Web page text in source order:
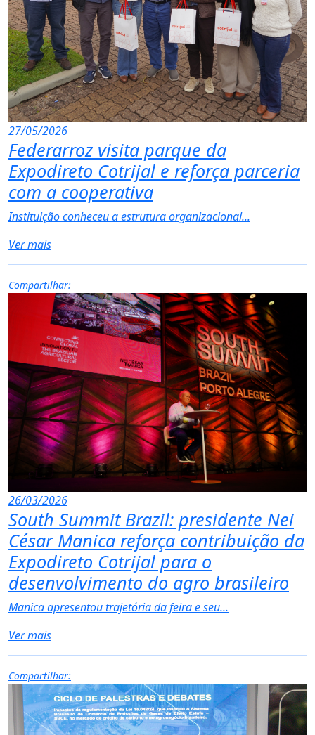
27/05/2026
Federarroz visita parque da
Expodireto Cotrijal e reforça parceria
com a cooperativa
Instituição conheceu a estrutura organizacional...
Ver mais
Compartilhar:
26/03/2026
South Summit Brazil: presidente Nei
César Manica reforça contribuição da
Expodireto Cotrijal para o
desenvolvimento do agro brasileiro
Manica apresentou trajetória da feira e seu...
Ver mais
Compartilhar: